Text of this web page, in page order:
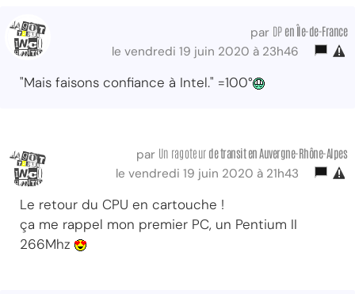
par DP en Île-de-France
le vendredi 19 juin 2020 à 23h46
"Mais faisons confiance à Intel." =100°
par Un ragoteur de transiten Auvergne-Rhône-Alpes
le vendredi 19 juin 2020 à 21h43
Le retour du CPU en cartouche !
ça me rappel mon premier PC, un Pentium II
266Mhz